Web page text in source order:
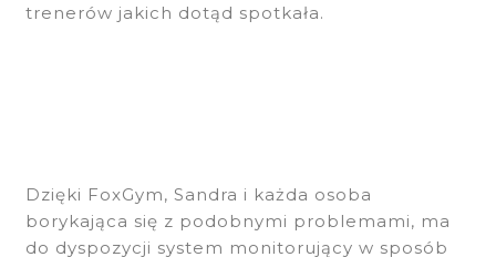
trenerów jakich dotąd spotkała.
Dzięki FoxGym, Sandra i każda osoba
borykająca się z podobnymi problemami, ma
do dyspozycji system monitorujący w sposób